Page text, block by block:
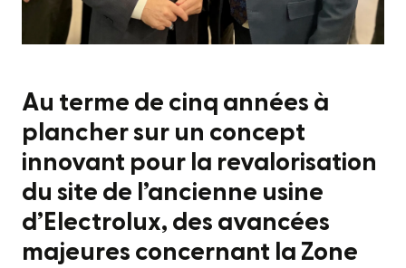
Au terme de cinq années à
plancher sur un concept
innovant pour la revalorisation
du site de l’ancienne usine
d’Electrolux, des avancées
majeures concernant la Zone